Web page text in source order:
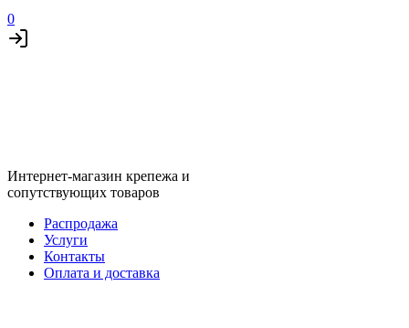
0
Интернет-магазин крепежа и
сопутствующих товаров
Распродажа
Услуги
Контакты
Оплата и доставка